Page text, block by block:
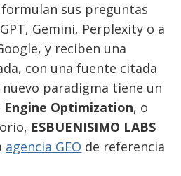
sus preguntas
Gemini, Perplexity o a
y reciben una
con una fuente citada
paradigma tiene un
Engine Optimization, o
ESBUENISIMO LABS
agencia GEO de referencia